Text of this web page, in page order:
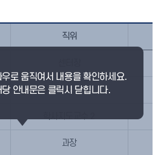
직위
학사지도교수 1
과장